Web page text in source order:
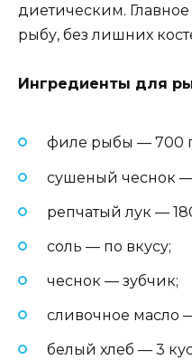
диетическим.
рыбу, без лишних
Ингредиенты для
филе рыбы — 700
сушеный чеснок —
репчатый лук —
соль — по вкусу;
чеснок — зубчик;
сливочное масло
белый хлеб — 3